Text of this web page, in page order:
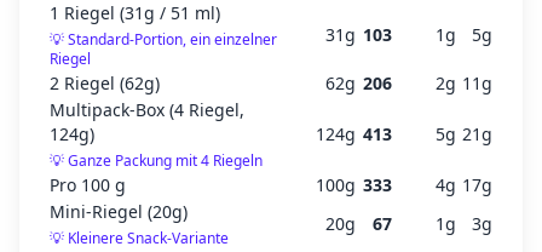
1 Riegel (31g / 51 ml)
💡Standard-Portion, ein einzelner
Riegel
31g 103 1g 5g
2 Riegel (62g) 62g 206 2g 11g
Multipack-Box (4 Riegel,
124g)
💡Ganze Packung mit 4 Riegeln
124g 413 5g 21g
Pro 100 g 100g 333 4g 17g
Mini-Riegel (20g)
💡 Kleinere Snack-Variante
20g 67 1g 3g